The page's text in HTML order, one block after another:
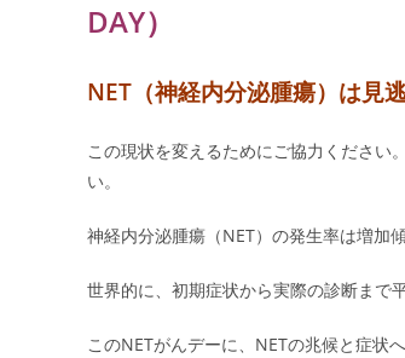
DAY）
NET（神経内分泌腫瘍）は見
この現状を変えるためにご協力くださ
い。
神経内分泌腫瘍（NET）の発生率は増加
世界的に、初期症状から実際の診断まで
このNETがんデーに、NETの兆候と症状